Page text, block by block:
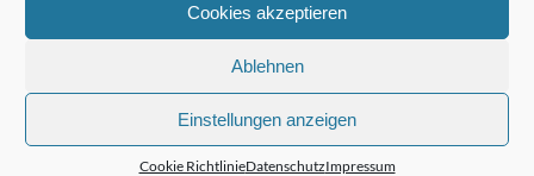
Cookies akzeptieren
Ablehnen
Einstellungen anzeigen
Cookie RichtlinieDatenschutzImpressum